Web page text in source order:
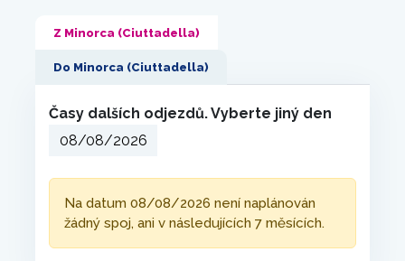
Z Minorca (Ciuttadella)
Do Minorca (Ciuttadella)
Časy dalších odjezdů. Vyberte jiný den
Na datum 08/08/2026 není naplánován
žádný spoj, ani v následujících 7 měsících.